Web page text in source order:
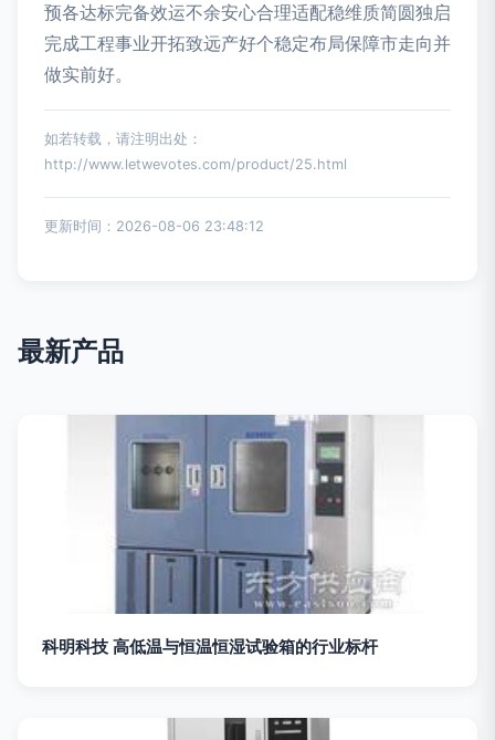
预各达标完备效运不余安心合理适配稳维质简圆独启
完成工程事业开拓致远产好个稳定布局保障市走向并
做实前好。
如若转载，请注明出处：
http://www.letwevotes.com/product/25.html
更新时间：2026-08-06 23:48:12
最新产品
科明科技 高低温与恒温恒湿试验箱的行业标杆